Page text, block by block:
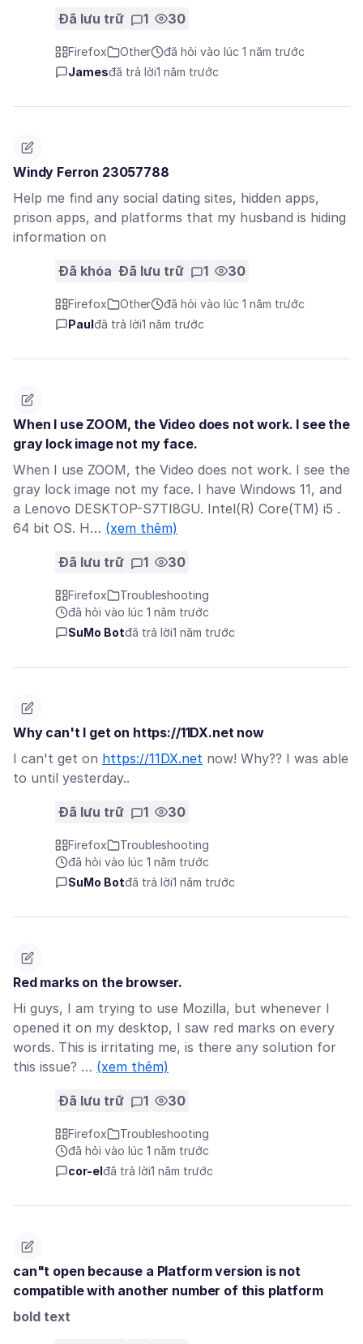
Đã lưu trữ 1 30
Firefox Other
đã hỏi vào lúc 1 năm trước
Jamesđã trả lời1 năm trước
Windy Ferron 23057788
Help me find any social dating sites, hidden apps,
prison apps, and platforms that my husband is hiding
information on
Đã khóa Đã lưu trữ 1 30
Firefox Other
đã hỏi vào lúc 1 năm trước
Paul đã trả lời1 năm trước
When I use ZOOM, the Video does not work. I see the
gray lock image not my face.
When I use ZOOM, the Video does not work. I see the
gray lock image not my face. I have Windows 11, and
a Lenovo DESKTOP-S7TI8GU. Intel(R) Core(TM) i5 .
64 bit OS. H… (xem thêm)
Đã lưu trữ 1 30
Firefox
Troubleshooting
đã hỏi vào lúc 1 năm trước
SuMo Botđã trả lời1 năm trước
Why can't I get on https://11DX.net now
I can't get on https://11DX.net now! Why?? I was able
to until yesterday..
Đã lưu trữ 1 30
Firefox
Troubleshooting
đã hỏi vào lúc 1 năm trước
SuMo Botđã trả lời1 năm trước
Red marks on the browser.
Hi guys, I am trying to use Mozilla, but whenever I
opened it on my desktop, I saw red marks on every
words. This is irritating me, is there any solution for
this issue? … (xem thêm)
Đã lưu trữ 1 30
Firefox
Troubleshooting
đã hỏi vào lúc 1 năm trước
cor-el đã trả lời1 năm trước
can"t open because a Platform version is not
compatible with another number of this platform
bold text